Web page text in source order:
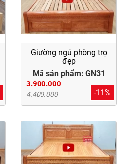
Giường ngủ phòng trọ
đẹp
Mã sản phẩm: GN31
3.900.000
4.400.000 -11%